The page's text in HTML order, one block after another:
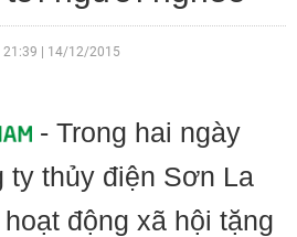
21:39 14/12/2015
- Trong hai ngày
ty thủy điện Sơn La
động xã hội tặng